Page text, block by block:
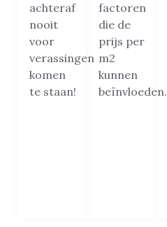
achteraf
nooit
voor
verassingen
komen
te staan!
factoren
die de
prijs per
m2
kunnen
beïnvloeden.